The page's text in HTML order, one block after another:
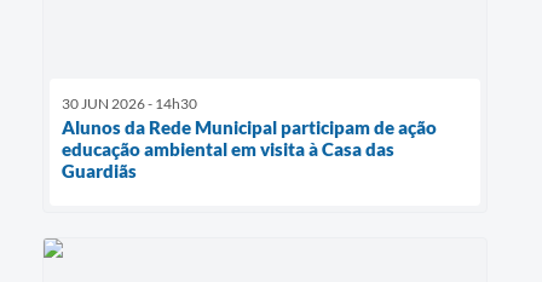
30 JUN 2026 - 14h30
Alunos da Rede Municipal participam de ação
educação ambiental em visita à Casa das
Guardiãs